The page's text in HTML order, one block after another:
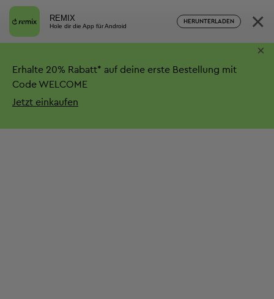
REMIX
Hole dir die App für Android
HERUNTERLADEN ×
Erhalte 20% Rabatt* auf deine erste Bestellung mit
Code WELCOME
Jetzt einkaufen
×